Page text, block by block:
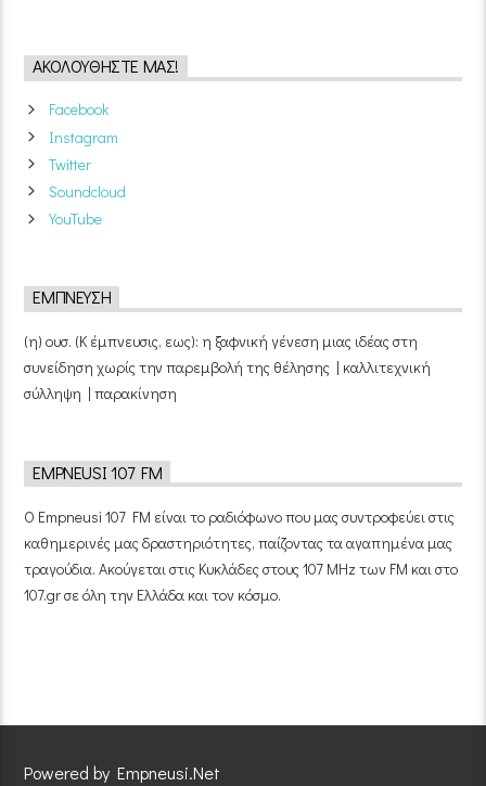
ΑΚΟΛΟΥΘΉΣΤΕ ΜΑΣ!
Facebook
Instagram
Twitter
Soundcloud
YouTube
ΈΜΠΝΕΥΣΗ
(η) ουσ. (Κ έμπνευσις, εως): η ξαφνική γένεση μιας ιδέας στη
συνείδηση χωρίς την παρεμβολή της θέλησης | καλλιτεχνική
σύλληψη | παρακίνηση
EMPNEUSI 107 FM
Ο Empneusi 107 FM είναι το ραδιόφωνο που μας συντροφεύει στις
καθημερινές μας δραστηριότητες, παίζοντας τα αγαπημένα μας
τραγούδια. Ακούγεται στις Κυκλάδες στους 107 MHz των FM και στο
107.gr σε όλη την Ελλάδα και τον κόσμο.
Powered by Empneusi.Net